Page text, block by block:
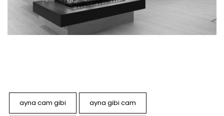
ayna cam gibi ayna gibi cam